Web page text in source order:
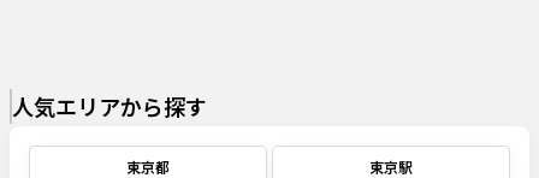
人気エリアから探す
東京都 東京駅